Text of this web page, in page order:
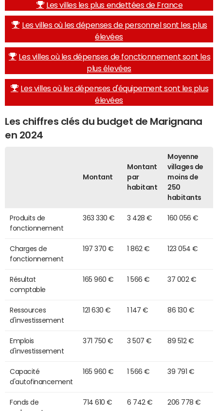
Les villes les plus endettées de France
Les villes où les dépenses de personnel sont les plus
élevées
Les villes où les dépenses de fonctionnement sont les
plus élevées
Les villes où les dépenses d'équipement sont les plus
élevées
Les chiffres clés du budget de Marignana
en 2024
Montant
Montant
par
habitant
Moyenne
villages de
moins de
250
habitants
Produits de
fonctionnement
363 330 € 3 428 € 160 056 €
Charges de
fonctionnement
197 370 € 1 862 € 123 054 €
Résultat
comptable
165 960 € 1 566 € 37 002 €
Ressources
d'investissement
121 630 € 1 147 € 86 130 €
Emplois
d'investissement
371 750 € 3 507 € 89 512 €
Capacité
d'autofinancement
165 960 € 1 566 € 39 791 €
Fonds de
714 610 € 6 742 € 206 778 €